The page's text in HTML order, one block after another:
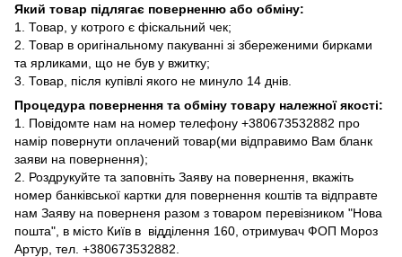
Який товар підлягає поверненню або обміну:
1. Товар, у котрого є фіскальний чек;
2. Товар в оригінальному пакуванні зі збереженими бирками
та ярликами, що не був у вжитку;
3. Товар, після купівлі якого не минуло 14 днів.
Процедура повернення та обміну товару належної якості:
1. Повідомте нам на номер телефону +380673532882 про
намір повернути оплачений товар(ми відправимо Вам бланк
заяви на повернення);
2. Роздрукуйте та заповніть Заяву на повернення, вкажіть
номер банківської картки для повернення коштів та відправте
нам Заяву на поверненя разом з товаром перевізником "Нова
пошта", в місто Київ в відділення 160, отримувач ФОП Мороз
Артур, тел. +380673532882.